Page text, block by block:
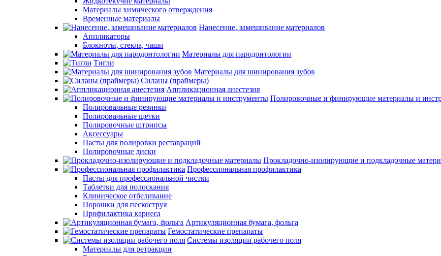
Материалы химического отверждения
Временные материалы
Нанесение, замешивание материалов
Аппликаторы
Блокноты, стекла, чаши
Материалы для пародонтологии
Тигли
Материалы для шинирования зубов
Силаны (праймеры)
Аппликационная анестезия
Полировочные и финирующие материалы и
Полировальные резинки
Полировальные щетки
Полировочные штрипсы
Аксессуары
Пасты для полировки реставраций
Полировочные диски
Прокладочно-изолирующие и подкладочные
Профессиональная профилактика
Пасты для профессиональной чистки
Таблетки для полоскания
Клиническое отбеливание
Порошки для пескоструя
Профилактика кариеса
Артикуляционная бумага, фольга
Гемостатические препараты
Системы изоляции рабочего поля
Материалы для ретракции